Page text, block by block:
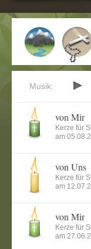
Musik:
von Mir
Kerze für
am
von Uns
Kerze für
am
von Mir
Kerze für
am